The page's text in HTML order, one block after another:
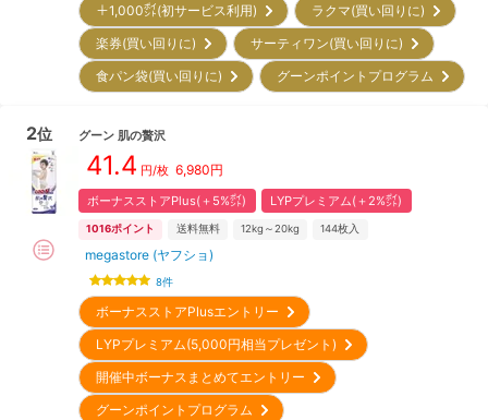
＋1,000㌽(初サービス利用)
ラクマ(買い回りに)
楽券(買い回りに)
サーティワン(買い回りに)
食パン袋(買い回りに)
グーンポイントプログラム
2位 グーン 肌の贅沢
41.4 円/枚 6,980円
ボーナスストアPlus(＋5%㌽) LYPプレミアム(＋2%㌽)
1016ポイント 送料無料 12kg～20kg 144枚入
megastore (ヤフショ)
8件
ボーナスストアPlusエントリー
LYPプレミアム(5,000円相当プレゼント)
開催中ボーナスまとめてエントリー
グーンポイントプログラム